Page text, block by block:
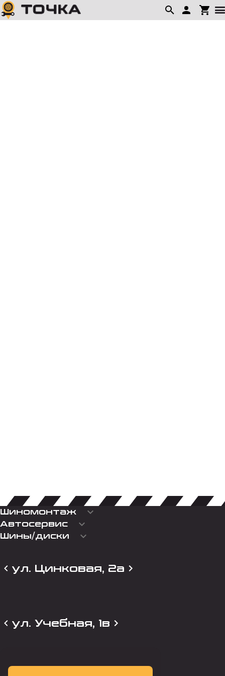
Шиномонтаж keyboard_arrow_down
Автосервис keyboard_arrow_down
Шины/диски keyboard_arrow_down
ул. Цинковая, 2а
ул. Учебная, 1в